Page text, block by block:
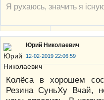
Я рухаюсь, значить я
Юрий Николаевич
12-02-2019 22:06:59
Колёса в хорошем
Резина СуньХу Вчай,